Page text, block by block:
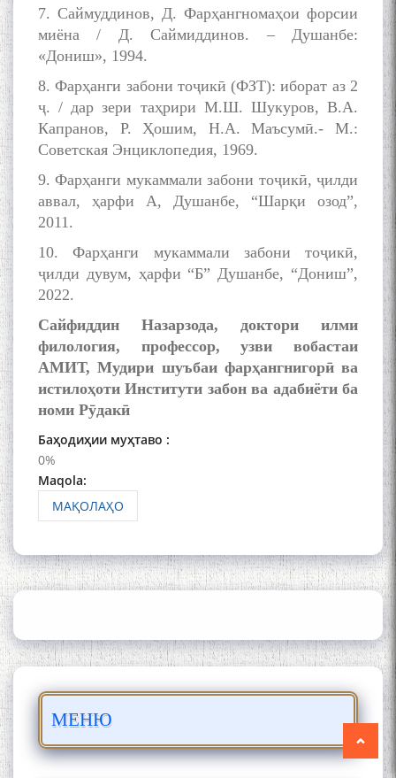
7. Саймуддинов, Д. Фарҳангномаҳои форсии
миёна / Д. Саймиддинов. – Душанбе:
«Дониш», 1994.
8. Фарҳанги забони тоҷикӣ (ФЗТ): иборат аз 2
ҷ. / дар зери таҳрири М.Ш. Шукуров, В.А.
Капранов, Р. Ҳошим, Н.А. Маъсумӣ.- М.:
Советская Энциклопедия, 1969.
9. Фарҳанги мукаммали забони тоҷикӣ, ҷилди
аввал, ҳарфи А, Душанбе, “Шарқи озод”,
2011.
10. Фарҳанги мукаммали забони тоҷикӣ,
ҷилди дувум, ҳарфи “Б” Душанбе, “Дониш”,
2022.
Сайфиддин Назарзода, доктори илми
филология, профессор, узви вобастаи
АМИТ, Мудири шуъбаи фарҳангнигорӣ ва
истилоҳоти Институти забон ва адабиёти ба
номи Рӯдакӣ
Баҳодиҳии муҳтаво :
0%
Maqola:
МАҚОЛАҲО
МЕНЮ
Сухбати навқаламон бо
Муъмин Қаноат\Meeting of
young talents with Mumyin
Kanoat
The Persian Gulf Beautiful
poetry from Устод Мумин
Қаноат (Ustod Mumin Qanoat)
Mehrafarin about the conflict
of the name of the Persian
Сайри Дарвоз бо Мӯъмин
Қаноат: Чанор ҳам "гап"
мезанад
АЗ ҶОНИБИ ОЛИМОНИ
АКАДЕМИЯИ МИЛЛИИ
БО 4 000 000 СОМОНӢ
ПАЙКАРА ВА ОСОРХОНАИ
ШУД!